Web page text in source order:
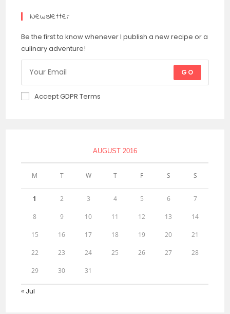
Newsletter
Be the first to know whenever I publish a new recipe or a
culinary adventure!
GO
Accept GDPR Terms
AUGUST 2016
M T W T F S S
1 2 3 4 5 6 7
8 9 10 11 12 13 14
15 16 17 18 19 20 21
22 23 24 25 26 27 28
29 30 31
« Jul